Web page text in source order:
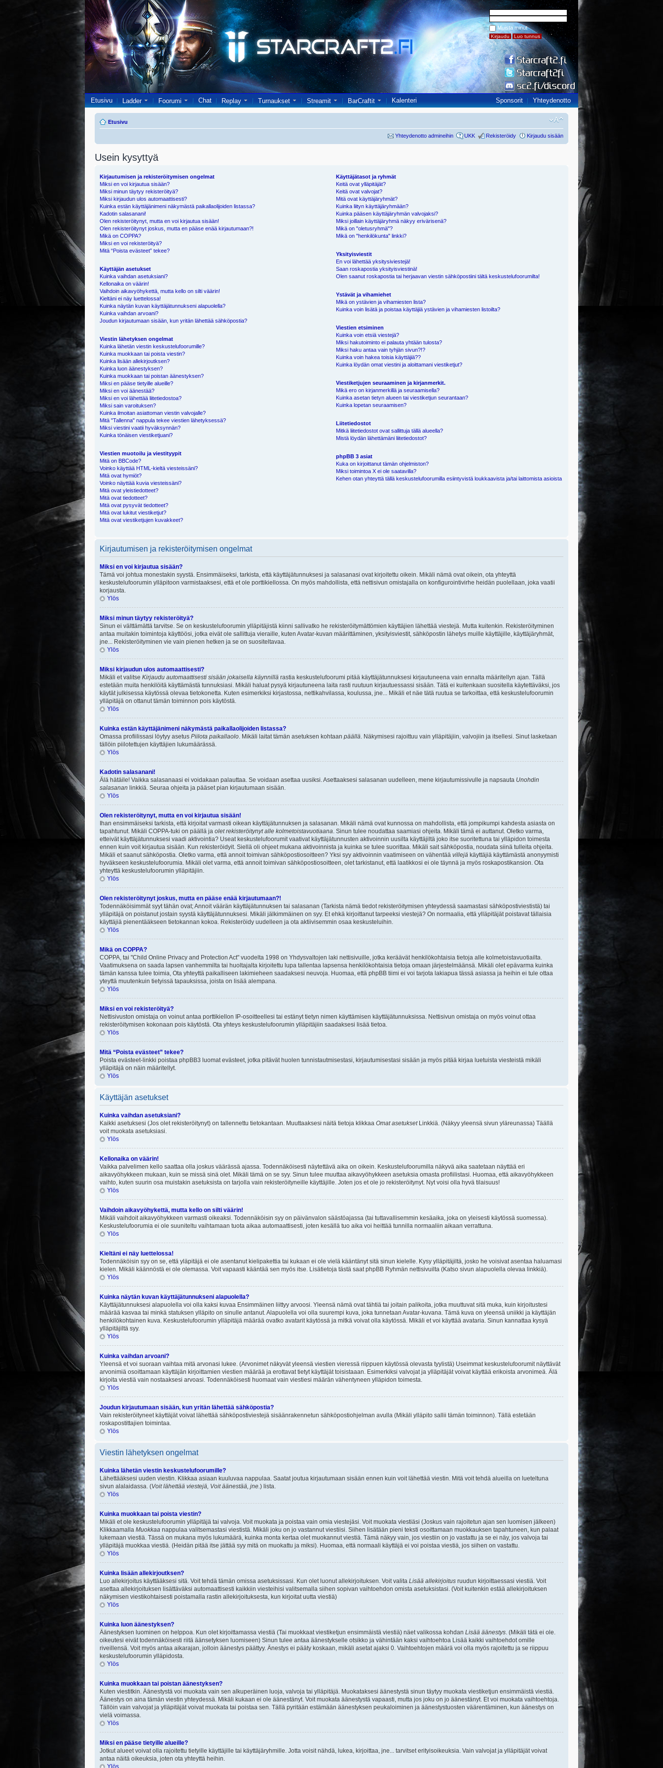
Muista minut
Etusivu Ladder Foorumi Chat Replay Turnaukset Streamit BarCraftit Kalenteri Sponsorit Yhteydenotto
Etusivu
Yhteydenotto admineihin UKK Rekisteröidy Kirjaudu sisään
Usein kysyttyä
Kirjautumisen ja rekisteröitymisen ongelmat
Miksi en voi kirjautua sisään?
Miksi minun täytyy rekisteröityä?
Miksi kirjaudun ulos automaattisesti?
Kuinka estän käyttäjänimeni näkymästä paikallaolijoiden listassa?
Kadotin salasanani!
Olen rekisteröitynyt, mutta en voi kirjautua sisään!
Olen rekisteröitynyt joskus, mutta en pääse enää kirjautumaan?!
Mikä on COPPA?
Miksi en voi rekisteröityä?
Mitä “Poista evästeet” tekee?
Käyttäjän asetukset
Kuinka vaihdan asetuksiani?
Kellonaika on väärin!
Vaihdoin aikavyöhykettä, mutta kello on silti väärin!
Kieltäni ei näy luettelossa!
Kuinka näytän kuvan käyttäjätunnukseni alapuolella?
Kuinka vaihdan arvoani?
Joudun kirjautumaan sisään, kun yritän lähettää sähköpostia?
Viestin lähetyksen ongelmat
Kuinka lähetän viestin keskustelufoorumille?
Kuinka muokkaan tai poista viestin?
Kuinka lisään allekirjoutksen?
Kuinka luon äänestyksen?
Kuinka muokkaan tai poistan äänestyksen?
Miksi en pääse tietyille alueille?
Miksi en voi äänestää?
Miksi en voi lähettää liitetiedostoa?
Miksi sain varoituksen?
Kuinka ilmoitan asiattoman viestin valvojalle?
Mitä "Tallenna" nappula tekee viestien lähetyksessä?
Miksi viestini vaatii hyväksynnän?
Kuinka tönäisen viestiketjuani?
Viestien muotoilu ja viestityypit
Mitä on BBCode?
Voinko käyttää HTML-kieltä viesteissäni?
Mitä ovat hymiöt?
Voinko näyttää kuvia viesteissäni?
Mitä ovat yleistiedotteet?
Mitä ovat tiedotteet?
Mitä ovat pysyvät tiedotteet?
Mitä ovat lukitut viestiketjut?
Mitä ovat viestiketjujen kuvakkeet?
Käyttäjätasot ja ryhmät
Keitä ovat ylläpitäjät?
Keitä ovat valvojat?
Mitä ovat käyttäjäryhmät?
Kuinka liityn käyttäjäryhmään?
Kuinka pääsen käyttäjäryhmän valvojaksi?
Miksi joillain käyttäjäryhmä näkyy erivärisenä?
Mikä on "oletusryhmä"?
Mikä on "henkilökunta" linkki?
Yksityisviestit
En voi lähettää yksitysiviestejä!
Saan roskapostia yksityisviestinä!
Olen saanut roskapostia tai herjaavan viestin sähköpostiini tältä keskustelufoorumilta!
Ystävät ja vihamiehet
Mikä on ystävien ja vihamiesten lista?
Kuinka voin lisätä ja poistaa käyttäjiä ystävien ja vihamiesten listoilta?
Viestien etsiminen
Kuinka voin etsiä viestejä?
Miksi hakutoiminto ei palauta yhtään tulosta?
Miksi haku antaa vain tyhjän sivun?!?
Kuinka voin hakea toisia käyttäjiä??
Kuinka löydän omat viestini ja aloittamani viestiketjut?
Viestiketjujen seuraaminen ja kirjanmerkit.
Mikä ero on kirjanmerkillä ja seuraamisella?
Kuinka asetan tietyn alueen tai viestiketjun seurantaan?
Kuinka lopetan seuraamisen?
Liitetiedostot
Mitkä liitetiedostot ovat sallittuja tällä alueella?
Mistä löydän lähettämäni liitetiedostot?
phpBB 3 asiat
Kuka on kirjoittanut tämän ohjelmiston?
Miksi toimintoa X ei ole saatavilla?
Kehen otan yhteyttä tällä keskustelufoorumilla esiintyvistä loukkaavista ja/tai laittomista asioista
Kirjautumisen ja rekisteröitymisen ongelmat
Miksi en voi kirjautua sisään?
Tämä voi johtua monestakin syystä. Ensimmäiseksi, tarkista, että käyttäjätunnuksesi ja salasanasi ovat kirjoitettu oikein. Mikäli nämä ovat oikein, ota yhteyttä
keskustelufoorumin ylläpitoon varmistaaksesi, että et ole porttikiellossa. On myös mahdollista, että nettisivun omistajalla on konfigurointivirhe heidän puolellaan, joka vaatii
korjausta.
Ylös
Miksi minun täytyy rekisteröityä?
Sinun ei välttämättä tarvitse. Se on keskustelufoorumin ylläpitäjistä kiinni sallivatko he rekisteröitymättömien käyttäjien lähettää viestejä. Mutta kuitenkin. Rekisteröityminen
antaa muitakin toimintoja käyttöösi, jotka eivät ole sallittuja vieraille, kuten Avatar-kuvan määrittäminen, yksityisviestit, sähköpostin lähetys muille käyttäjille, käyttäjäryhmät,
jne... Rekisteröityminen vie vain pienen hetken ja se on suositeltavaa.
Ylös
Miksi kirjaudun ulos automaattisesti?
Mikäli et valitse Kirjaudu automaattisesti sisään jokaisella käynnillä rastia keskustelufoorumi pitää käyttäjätunnuksesi kirjautuneena vain ennalta määritellyn ajan. Tällä
estetään muita henkilöitä käyttämästä tunnuksiasi. Mikäli haluat pysyä kirjautuneena laita rasti ruutuun kirjautuessassi sisään. Tätä ei kuitenkaan suositella käytettäväksi, jos
käytät julkisessa käytössä olevaa tietokonetta. Kuten esimerkiksi kirjastossa, nettikahvilassa, koulussa, jne... Mikäli et näe tätä ruutua se tarkoittaa, että keskustelufoorumin
ylläpitäjä on ottanut tämän toiminnon pois käytöstä.
Ylös
Kuinka estän käyttäjänimeni näkymästä paikallaolijoiden listassa?
Omassa profiilissasi löytyy asetus Piilota paikallaolo. Mikäli laitat tämän asetuksen kohtaan päällä. Näkymisesi rajoittuu vain ylläpitäjiin, valvojiin ja itsellesi. Sinut lasketaan
tällöin piilotettujen käyttäjien lukumäärässä.
Ylös
Kadotin salasanani!
Älä hätäile! Vaikka salasanaasi ei voidakaan palauttaa. Se voidaan asettaa uusiksi. Asettaaksesi salasanan uudelleen, mene kirjautumissivulle ja napsauta Unohdin
salasanan linkkiä. Seuraa ohjeita ja pääset pian kirjautumaan sisään.
Ylös
Olen rekisteröitynyt, mutta en voi kirjautua sisään!
Ihan ensimmäiseksi tarkista, että kirjoitat varmasti oikean käyttäjätunnuksen ja salasanan. Mikäli nämä ovat kunnossa on mahdollista, että jompikumpi kahdesta asiasta on
tapahtunut. Mikäli COPPA-tuki on päällä ja olet rekisteröitynyt alle kolmetoistavuotiaana. Sinun tulee noudattaa saamiasi ohjeita. Mikäli tämä ei auttanut. Oletko varma,
etteivät käyttäjätunnuksesi vaadi aktivointia? Useat keskustelufoorumit vaativat käyttäjätunnusten aktivoinnin uusilta käyttäjiltä joko itse suoritettuna tai ylläpidon toimesta
ennen kuin voit kirjautua sisään. Kun rekisteröidyit. Siellä oli ohjeet mukana aktivoinnista ja kuinka se tulee suorittaa. Mikäli sait sähköpostia, noudata siinä tulleita ohjeita.
Mikäli et saanut sähköpostia. Oletko varma, että annoit toimivan sähköpostiosoitteen? Yksi syy aktivoinnin vaatimiseen on vähentää villejä käyttäjiä käyttämästä anonyymisti
hyväkseen keskustelufoorumia. Mikäli olet varma, että annoit toimivan sähköpostiosoitteen, olet tarkistanut, että laatikkosi ei ole täynnä ja myös roskapostikansion. Ota
yhteyttä keskustelufoorumin ylläpitäjiin.
Ylös
Olen rekisteröitynyt joskus, mutta en pääse enää kirjautumaan?!
Todennäköisimmät syyt tähän ovat; Annoit väärän käyttäjätunnuksen tai salasanan (Tarkista nämä tiedot rekisteröitymisen yhteydessä saamastasi sähköpostiviestistä) tai
ylläpitäjä on poistanut jostain syystä käyttäjätunnuksesi. Mikäli jälkimmäinen on syy. Et ehkä kirjoittanut tarpeeksi viestejä? On normaalia, että ylläpitäjät poistavat tällaisia
käyttäjiä pienentääkseen tietokannan kokoa. Rekisteröidy uudelleen ja ota aktiivisemmin osaa keskusteluihin.
Ylös
Mikä on COPPA?
COPPA, tai "Child Online Privacy and Protection Act" vuodelta 1998 on Yhdysvaltojen laki nettisivuille, jotka keräävät henkilökohtaisia tietoja alle kolmetoistavuotiailta.
Vaatimuksena on saada lapsen vanhemmilta tai huoltajalta kirjoitettu lupa tallentaa lapsensa henkilökohtaisia tietoja omaan järjestelmäänsä. Mikäli olet epävarma kuinka
tämän kanssa tulee toimia, Ota yhteyttä paikalliseen lakimieheen saadaksesi neuvoja. Huomaa, että phpBB tiimi ei voi tarjota lakiapua tässä asiassa ja heihin ei tule ottaa
yteyttä muutenkuin tietyissä tapauksissa, joista on lisää alempana.
Ylös
Miksi en voi rekisteröityä?
Nettisivuston omistaja on voinut antaa porttikiellon IP-osoitteellesi tai estänyt tietyn nimen käyttämisen käyttäjätunnuksissa. Nettisivun omistaja on myös voinut ottaa
rekisteröitymisen kokonaan pois käytöstä. Ota yhteys keskustelufoorumin ylläpitäjiin saadaksesi lisää tietoa.
Ylös
Mitä “Poista evästeet” tekee?
Poista evästeet-linkki poistaa phpBB3 luomat evästeet, jotka pitävät huolen tunnistautmisestasi, kirjautumisestasi sisään ja myös pitää kirjaa luetuista viesteistä mikäli
ylläpitäjä on näin määritellyt.
Ylös
Käyttäjän asetukset
Kuinka vaihdan asetuksiani?
Kaikki asetuksesi (Jos olet rekisteröitynyt) on tallennettu tietokantaan. Muuttaaksesi näitä tietoja klikkaa Omat asetuksetLinkkiä. (Näkyy yleensä sivun yläreunassa) Täällä
voit muokata asetuksiasi.
Ylös
Kellonaika on väärin!
Vaikka palvelimen kello saattaa olla joskus väärässä ajassa. Todennäköisesti näytettävä aika on oikein. Keskustelufoorumilla näkyvä aika saatetaan näyttää eri
aikavyöhykkeen mukaan, kuin se missä sinä olet. Mikäli tämä on se syy. Sinun tulee muuttaa aikavyöhykkeen asetuksia omasta profiilistasi. Huomaa, että aikavyöhykkeen
vaihto, kuten suurin osa muistakin asetuksista on tarjolla vain rekisteröityneille käyttäjille. Joten jos et ole jo rekisteröitynyt. Nyt voisi olla hyvä tilaisuus!
Ylös
Vaihdoin aikavyöhykettä, mutta kello on silti väärin!
Mikäli vaihdoit aikavyöhykkeen varmasti oikeaksi. Todennäköisin syy on päivänvalon säästöajassa (tai tuttavallisemmin kesäaika, joka on yleisesti käytössä suomessa).
Keskustelufoorumia ei ole suuniteltu vaihtamaan tuota aikaa automaattisesti, joten kesällä tuo aika voi heittää tunnilla normaaliin aikaan verrattuna.
Ylös
Kieltäni ei näy luettelossa!
Todennäköisin syy on se, että yläpitäjä ei ole asentanut kielipakettia tai kukaan ei ole vielä kääntänyt sitä sinun kielelle. Kysy ylläpitäjiltä, josko he voisivat asentaa haluamasi
kielen. Mikäli käännöstä ei ole olemassa. Voit vapaasti kääntää sen myös itse. Lisätietoja tästä saat phpBB Ryhmän nettisivuilta (Katso sivun alapuolella olevaa linkkiä).
Ylös
Kuinka näytän kuvan käyttäjätunnukseni alapuolella?
Käyttäjätunnuksesi alapuolella voi olla kaksi kuvaa Ensimmäinen liittyy arvoosi. Yleensä nämä ovat tähtiä tai joitain palikoita, jotka muuttuvat sitä muka, kuin kirjoitustesi
määrää kasvaa tai minkä statuksen ylläpito on sinulle antanut. Alapuolella voi olla suurempi kuva, joka tunnetaan Avatar-kuvana. Tämä kuva on yleensä uniikki ja käyttäjän
henkilökohtainen kuva. Keskustelufoorumin ylläpitäjä määrää ovatko avatarit käytössä ja mitkä voivat olla käytössä. Mikäli et voi käyttää avataria. Sinun kannattaa kysyä
ylläpitäjiltä syy.
Ylös
Kuinka vaihdan arvoani?
Yleensä et voi suoraan vaihtaa mitä arvonasi lukee. (Arvonimet näkyvät yleensä viestien vieressä riippuen käytössä olevasta tyylistä) Useimmat keskustelufoorumit näyttävät
arvonimiä osoittamaan käyttäjän kirjoittamien viestien määrää ja erottavat tietyt käyttäjät toisistaaan. Esimerkiksi valvojat ja ylläpitäjät voivat käyttää erikoista arvonimeä. Älä
kirjoita viestiä vain nostaaksesi arvoasi. Todennäköisesti huomaat vain viestiesi määrän vähentyneen ylläpidon toimesta.
Ylös
Joudun kirjautumaan sisään, kun yritän lähettää sähköpostia?
Vain rekisteröityneet käyttäjät voivat lähettää sähköpostiviestejä sisäänrakennetun sähköpostiohjelman avulla (Mikäli ylläpito sallii tämän toiminnon). Tällä estetään
roskapostittajien toimintaa.
Ylös
Viestin lähetyksen ongelmat
Kuinka lähetän viestin keskustelufoorumille?
Lähettääksesi uuden viestin. Klikkaa asiaan kuuluvaa nappulaa. Saatat joutua kirjautumaan sisään ennen kuin voit lähettää viestin. Mitä voit tehdä alueilla on lueteltuna
sivun alalaidassa. (Voit lähettää viestejä, Voit äänestää, jne.) lista.
Ylös
Kuinka muokkaan tai poista viestin?
Mikäli et ole keskustelufoorumin ylläpitäjä tai valvoja. Voit muokata ja poistaa vain omia viestejäsi. Voit muokata viestiäsi (Joskus vain rajoitetun ajan sen luomisen jälkeen)
Klikkaamalla Muokkaa nappulaa valitsemastasi viestistä. Mikäli joku on jo vastannut viestiisi. Siihen lisätään pieni teksti osoittamaan muokkauksen tapahtuneen, kun palaat
lukemaan viestiä. Tässä on mukana myös lukumäärä, kuinka monta kertaa olet muokannut viestiä. Tämä näkyy vain, jos viestiin on jo vastattu ja se ei näy, jos valvoja tai
ylläpitäjä muokkaa viestiä. (Heidän pitää itse jättää syy mitä on muokattu ja miksi). Huomaa, että normaali käyttäjä ei voi poistaa viestiä, jos siihen on vastattu.
Ylös
Kuinka lisään allekirjoutksen?
Luo allekirjoitus käyttääksesi sitä. Voit tehdä tämän omissa asetuksissasi. Kun olet luonut allekirjoituksen. Voit valita Lisää allekirjoitus ruudun kirjoittaessasi viestiä. Voit
asettaa allekirjoituksen lisättäväksi automaattisesti kaikkiin viesteihisi valitsemalla siihen sopivan vaihtoehdon omista asetuksistasi. (Voit kuitenkin estää allekirjoituksen
näkymisen viestikohtaisesti poistamalla rastin allekirjoituksesta, kun kirjoitat uutta viestiä)
Ylös
Kuinka luon äänestyksen?
Äänestyksen luominen on helppoa. Kun olet kirjoittamassa viestiä (Tai muokkaat viestiketjun ensimmäistä viestiä) näet valikossa kohdan Lisää äänestys. (Mikäli tätä ei ole.
oikeutesi eivät todennäköisesti riitä äänsetyksen luomiseen) Sinun tulee antaa äänestykselle otsikko ja vähintään kaksi vaihtoehtoa Lisää kaikki vaihtoehdot omille
riveillensä. Voit myös antaa aikarajan, jolloin äänestys päättyy. Änestys ei pääty koskaan, mikäli asetat ajaksi 0. Vaihtoehtojen määrä voi olla myös rajoitettu ja se riippuu
keskustelufoorumin ylläpidosta.
Ylös
Kuinka muokkaan tai poistan äänestyksen?
Kuten viestitkin. Äänestystä voi muokata vain sen alkuperäinen luoja, valvoja tai ylläpitäjä. Muokataksesi äänestystä sinun täytyy muokata viestiketjun ensimmäistä viestiä.
Äänestys on aina tämän viestin yhteydessä. Mikäli kukaan ei ole äänestänyt. Voit muokata äänestystä vapaasti, mutta jos joku on jo äänestänyt. Et voi muokata vaihtoehtoja.
Tällöin vain valvojat ja ylläpitäjät voivat muokata tai poistaa sen. Tällä pyritään estämään äänestyksen peukaloiminen ja äänestystuosten väärentäminen, kun äänestys on
vielä voimassa.
Ylös
Miksi en pääse tietyille alueille?
Jotkut alueet voivat olla rajoitettu tietyille käyttäjille tai käyttäjäryhmille. Jotta voisit nähdä, lukea, kirjoittaa, jne... tarvitset erityisoikeuksia. Vain valvojat ja ylläpitäjät voivat
antaa näitä oikeuksia, joten ota yhteyttä heihin.
Ylös